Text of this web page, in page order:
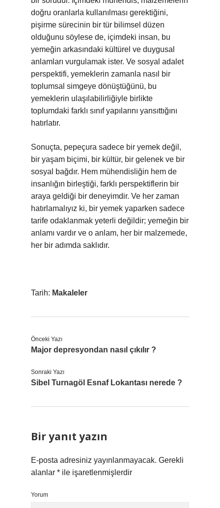
doğru oranlarla kullanılması gerektiğini,
pişirme sürecinin bir tür bilimsel düzen
olduğunu söylese de, içimdeki insan, bu
yemeğin arkasındaki kültürel ve duygusal
anlamları vurgulamak ister. Ve sosyal adalet
perspektifi, yemeklerin zamanla nasıl bir
toplumsal simgeye dönüştüğünü, bu
yemeklerin ulaşılabilirliğiyle birlikte
toplumdaki farklı sınıf yapılarını yansıttığını
hatırlatır.
Sonuçta, pepeçura sadece bir yemek değil,
bir yaşam biçimi, bir kültür, bir gelenek ve bir
sosyal bağdır. Hem mühendisliğin hem de
insanlığın birleştiği, farklı perspektiflerin bir
araya geldiği bir deneyimdir. Ve her zaman
hatırlamalıyız ki, bir yemek yaparken sadece
tarife odaklanmak yeterli değildir; yemeğin bir
anlamı vardır ve o anlam, her bir malzemede,
her bir adımda saklıdır.
Tarih: Makaleler
Önceki Yazı
Major depresyondan nasıl çıkılır ?
Sonraki Yazı
Sibel Turnagöl Esnaf Lokantası nerede ?
Bir yanıt yazın
E-posta adresiniz yayınlanmayacak. Gerekli
alanlar * ile işaretlenmişlerdir
Yorum